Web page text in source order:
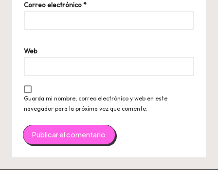
Correo electrónico*
Web
Guarda mi nombre, correo electrónico y web en este
navegador para la próxima vez que comente.